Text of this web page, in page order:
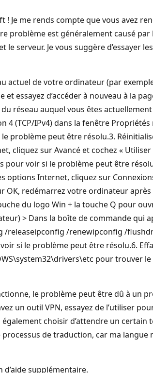
Je me rends compte que vous avez
problème est généralement causé
serveur. Je vous suggère
actuel de votre ordinateur (par
essayez d’accéder à nouveau à la
réseau auquel vous êtes
(TCP/IPv4) dans la fenêtre Propriétés
problème peut être résolu.3.
cliquez sur Avancé et cochez « Utiliser
pour voir si le problème peut être
options Internet, cliquez sur
OK, redémarrez votre ordinateur
du logo Win + la touche Q pour
> Dans la boîte de commande qui
/releaseipconfig /renewipconfig /
si le problème peut être résolu.6.
pour trouver
le problème peut être dû à un
un outil VPN, essayez de l’utiliser
choisir d’attendre un certain
de traduction, car ma
d’aide supplémentaire.